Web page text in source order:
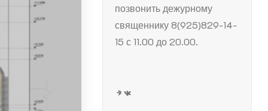
позвонить дежурному
священнику 8(925)829-14-
15 с 11.00 до 20.00.
Telegram